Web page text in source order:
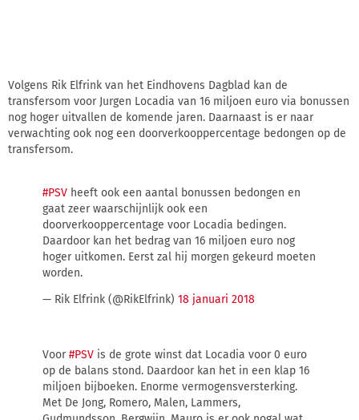
Volgens Rik Elfrink van het Eindhovens Dagblad kan de
transfersom voor Jurgen Locadia van 16 miljoen euro via bonussen
nog hoger uitvallen de komende jaren. Daarnaast is er naar
verwachting ook nog een doorverkooppercentage bedongen op de
transfersom.
#PSVheeft ook een aantal bonussen bedongen en
gaat zeer waarschijnlijk ook een
doorverkooppercentage voor Locadia bedingen.
Daardoor kan het bedrag van 16 miljoen euro nog
hoger uitkomen. Eerst zal hij morgen gekeurd moeten
worden.
— Rik Elfrink (@RikElfrink) 18 januari 2018
Voor#PSVis de grote winst dat Locadia voor 0 euro
op de balans stond. Daardoor kan het in een klap 16
miljoen bijboeken. Enorme vermogensversterking.
Met De Jong, Romero, Malen, Lammers,